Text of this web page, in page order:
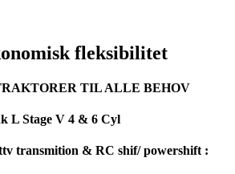
fleksibilitet
TIL ALLE BEHOV
L Stage V 4 & 6 Cyl
transmition & RC shif/ powershift :